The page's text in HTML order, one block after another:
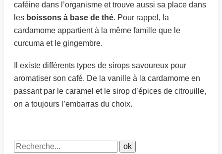
caféine dans l’organisme et trouve aussi sa place dans
les boissons à base de thé. Pour rappel, la
cardamome appartient à la même famille que le
curcuma et le gingembre.
Il existe différents types de sirops savoureux pour
aromatiser son café. De la vanille à la cardamome en
passant par le caramel et le sirop d’épices de citrouille,
on a toujours l’embarras du choix.